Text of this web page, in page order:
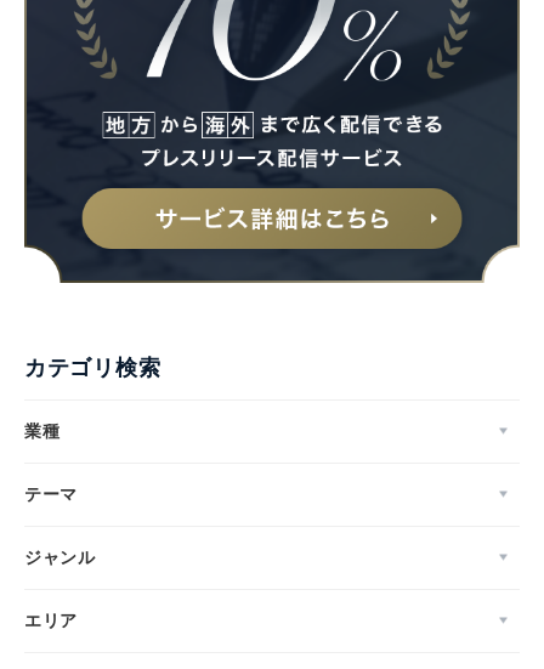
カテゴリ検索
業種
テーマ
ジャンル
エリア